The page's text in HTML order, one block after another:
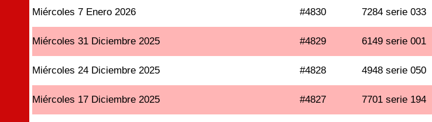
Miércoles 7 Enero 2026 #4830 7284 serie 033
Miércoles 31 Diciembre 2025 #4829 6149 serie 001
Miércoles 24 Diciembre 2025 #4828 4948 serie 050
Miércoles 17 Diciembre 2025 #4827 7701 serie 194